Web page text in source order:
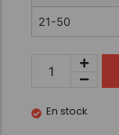
21-50
En stock